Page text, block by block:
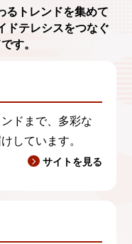
るトレンドを集めて
ドテレシスをつなぐ
です。
ドまで、多彩な
しています。
サイトを見る